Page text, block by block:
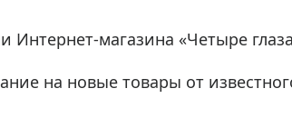
Распродажа оптики по
Интернет-магазина «Четыре
на новые товары от